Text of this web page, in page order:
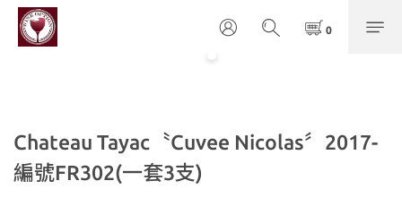
Chateau Tayac〝Cuvee Nicolas〞2017-
編號FR302(一套3支)